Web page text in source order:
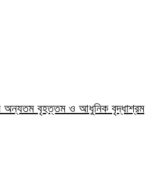
অন্যতম বৃহত্তম ও আধুনিক বৃদ্ধাশ্রম